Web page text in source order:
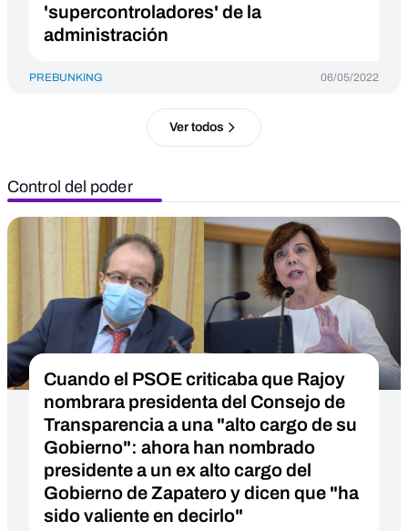
'supercontroladores' de la
administración
PREBUNKING 06/05/2022
Ver todos
Control del poder
Cuando el PSOE criticaba que Rajoy
nombrara presidenta del Consejo de
Transparencia a una "alto cargo de su
Gobierno": ahora han nombrado
presidente a un ex alto cargo del
Gobierno de Zapatero y dicen que "ha
sido valiente en decirlo"